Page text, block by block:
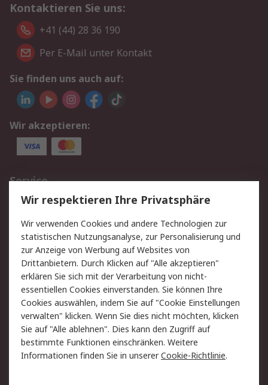
Kontaktieren Sie uns:
+41 (44) 28 36 190
Per E-Mail unter Kontakt
Sie finden uns auch auf:
Wir akzeptieren:
Service
Value Added Services
Lieferlösungen
Rücksendungen
Kontakt
Hilfe
Rechtliches
AGB
Datenschutz
Cookie-Richtlinie
Zahlungsbedingungen
Copyright/Impressum
Über RS
Wir respektieren Ihre Privatsphäre
Wir verwenden Cookies und andere Technologien zur
statistischen Nutzungsanalyse, zur Personalisierung und
zur Anzeige von Werbung auf Websites von
Drittanbietern. Durch Klicken auf "Alle akzeptieren"
erklären Sie sich mit der Verarbeitung von nicht-
essentiellen Cookies einverstanden. Sie können Ihre
Cookies auswählen, indem Sie auf "Cookie Einstellungen
verwalten" klicken. Wenn Sie dies nicht möchten, klicken
Sie auf "Alle ablehnen". Dies kann den Zugriff auf
bestimmte Funktionen einschränken. Weitere
Informationen finden Sie in unsererCookie-Richtlinie.